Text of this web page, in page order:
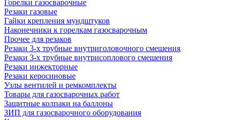
Горелки газосварочные
Резаки газовые
Гайки крепления мундштуков
Наконечники к горелкам газосварочным
Прочее для резаков
Резаки 3-х трубные внутриголовочного смешения
Резаки 3-х трубные внутрисоплового смешения
Резаки инжекторные
Резаки керосиновые
Узлы вентилей и ремкомплекты
Товары для газосварочных работ
Защитные колпаки на баллоны
ЗИП для газосварочного оборудования